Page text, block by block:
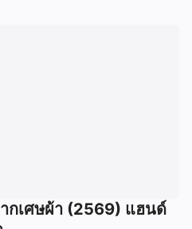
กเศษผ้า (2569) แฮนด์